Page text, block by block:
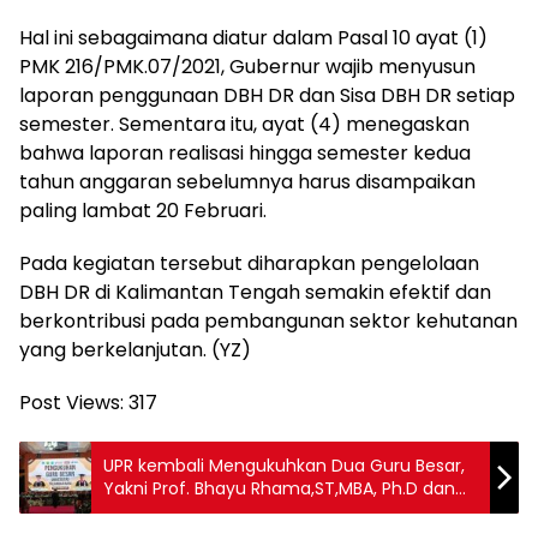
Hal ini sebagaimana diatur dalam Pasal 10 ayat (1)
PMK 216/PMK.07/2021, Gubernur wajib menyusun
laporan penggunaan DBH DR dan Sisa DBH DR setiap
semester. Sementara itu, ayat (4) menegaskan
bahwa laporan realisasi hingga semester kedua
tahun anggaran sebelumnya harus disampaikan
paling lambat 20 Februari.
Pada kegiatan tersebut diharapkan pengelolaan
DBH DR di Kalimantan Tengah semakin efektif dan
berkontribusi pada pembangunan sektor kehutanan
yang berkelanjutan. (YZ)
Post Views: 317
UPR kembali Mengukuhkan Dua Guru Besar,
Yakni Prof. Bhayu Rhama,ST,MBA, Ph.D dan
Prof. Dr. Gunarjo Suryanto Budi M.Sc.